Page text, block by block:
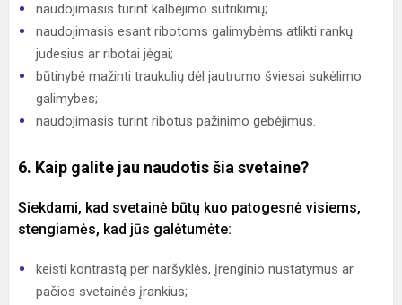
naudojimasis turint kalbėjimo sutrikimų;
naudojimasis esant ribotoms galimybėms atlikti rankų
judesius ar ribotai jėgai;
būtinybė mažinti traukulių dėl jautrumo šviesai sukėlimo
galimybes;
naudojimasis turint ribotus pažinimo gebėjimus.
6. Kaip galite jau naudotis šia svetaine?
Siekdami, kad svetainė būtų kuo patogesnė visiems,
stengiamės, kad jūs galėtumėte:
keisti kontrastą per naršyklės, įrenginio nustatymus ar
pačios svetainės įrankius;